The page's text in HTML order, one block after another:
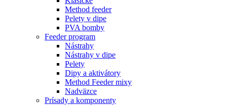
Method feeder
Pelety v dipe
PVA bomby
Feeder program
Nástrahy
Nástrahy v dipe
Pelety
Dipy a aktivátory
Method Feeder mixy
Nadväzce
Prísady a komponenty